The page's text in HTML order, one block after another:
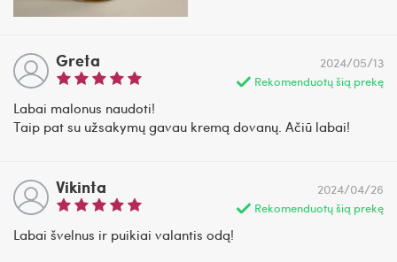
Greta
Rekomenduotų šią prekę
2024/05/13
Labai malonus naudoti!
Taip pat su užsakymų gavau kremą dovanų. Ačiū labai!
Vikinta
Rekomenduotų šią prekę
2024/04/26
Labai švelnus ir puikiai valantis odą!